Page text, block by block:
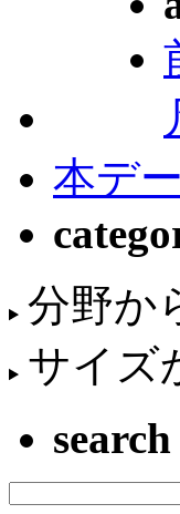
本デ
分野か
サイズ
search